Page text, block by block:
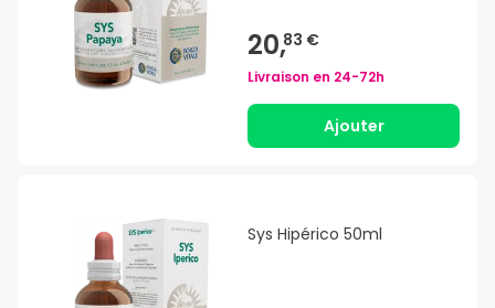
20,83 €
Livraison en 24-72h
Ajouter
Sys Hipérico 50ml